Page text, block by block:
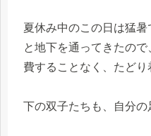
夏休み中のこの日は猛
と地下を通ってきたの
費することなく、たどり
下の双子たちも、自分の